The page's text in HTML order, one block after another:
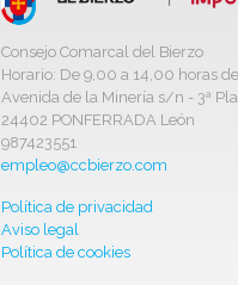
Consejo Comarcal del Bierzo
Horario: De 9,00 a 14,00 horas
Avenida de la Minería s/n - 3ª
24402 PONFERRADA León
987423551
empleo@ccbierzo.com
Política de privacidad
Aviso legal
Política de cookies